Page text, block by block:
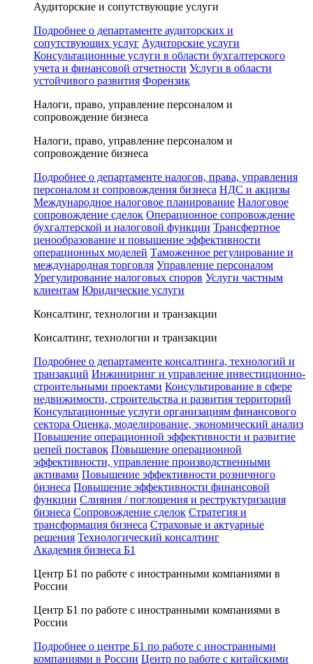
Аудиторские и сопутствующие услуги
Подробнее о департаменте аудиторских и
сопутствующих услуг Аудиторские услуги
Консультационные услуги в области бухгалтерского
учета и финансовой отчетности Услуги в области
устойчивого развития Форензик
Налоги, право, управление персоналом и
сопровождение бизнеса
Налоги, право, управление персоналом и
сопровождение бизнеса
Подробнее о департаменте налогов, права, управления
персоналом и сопровождения бизнеса НДС и акцизы
Международное налоговое планирование Налоговое
сопровождение сделок Операционное сопровождение
бухгалтерской и налоговой функции Трансфертное
ценообразование и повышение эффективности
операционных моделей Таможенное регулирование и
международная торговля Управление персоналом
Урегулирование налоговых споров Услуги частным
клиентам Юридические услуги
Консалтинг, технологии и транзакции
Консалтинг, технологии и транзакции
Подробнее о департаменте консалтинга, технологий и
транзакций Инжиниринг и управление инвестиционно-
строительными проектами Консультирование в сфере
недвижимости, строительства и развития территорий
Консультационные услуги организациям финансового
сектора Оценка, моделирование, экономический анализ
Повышение операционной эффективности и развитие
цепей поставок Повышение операционной
эффективности, управление производственными
активами Повышение эффективности розничного
бизнеса Повышение эффективности финансовой
функции Слияния / поглощения и реструктуризация
бизнеса Сопровождение сделок Стратегия и
трансформация бизнеса Страховые и актуарные
решения Технологический консалтинг
Академия бизнеса Б1
Центр Б1 по работе с иностранными компаниями в
России
Центр Б1 по работе с иностранными компаниями в
России
Подробнее о центре Б1 по работе с иностранными
компаниями в России Центр по работе с китайскими